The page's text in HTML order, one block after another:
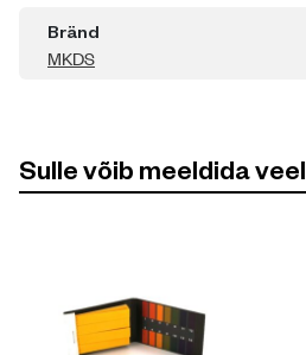
Bränd
MKDS
Sulle võib meeldida veel